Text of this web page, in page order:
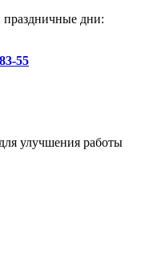
дни:
55
улучшения работы